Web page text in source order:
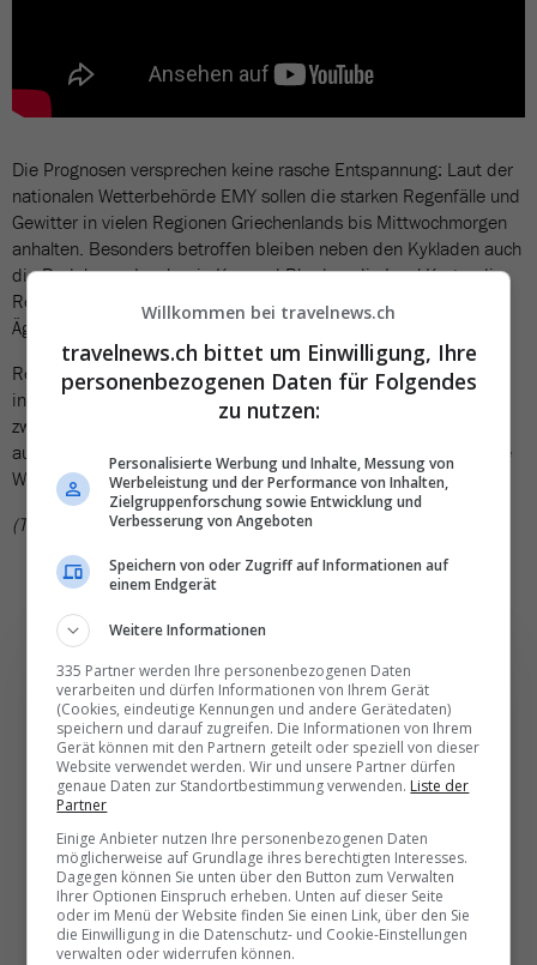
Die Prognosen versprechen keine rasche Entspannung: Laut der
nationalen Wetterbehörde EMY sollen die starken Regenfälle und
Gewitter in vielen Regionen Griechenlands bis Mittwochmorgen
anhalten. Besonders betroffen bleiben neben den Kykladen auch
die Dodekanes-Inseln wie Kos und Rhodos, die Insel Kreta, die
Region Thessalien mit der Stadt Volos sowie weite Teile der
Ägäis.
Reisende in Griechenland sollten sich tagesaktuell informieren,
insbesondere bei geplanten Fährverbindungen oder Flügen
zwischen den Inseln. Auch wer in den kommenden Tagen Ferien
auf Kreta, in Athen oder auf den griechischen Inseln plant, sollte
Wetterwarnungen ernst nehmen – und flexibel bleiben.
(TN)
Die wichtigsten und
besten News direkt in
Täglich oder wöchentlich, mit mehr Insights oder
weniger. Bei Travel­news haben Sie die Wahl.
Willkommen bei travelnews.ch
travelnews.ch bittet um Einwilligung, Ihre
personenbezogenen Daten für Folgendes
zu nutzen:
Personalisierte Werbung und Inhalte, Messung von
Werbeleistung und der Performance von Inhalten,
Zielgruppenforschung sowie Entwicklung und
Verbesserung von Angeboten
Speichern von oder Zugriff auf Informationen auf
einem Endgerät
Weitere Informationen
335 Partner werden Ihre personenbezogenen Daten
verarbeiten und dürfen Informationen von Ihrem Gerät
(Cookies, eindeutige Kennungen und andere Gerätedaten)
speichern und darauf zugreifen. Die Informationen von Ihrem
Gerät können mit den Partnern geteilt oder speziell von dieser
Website verwendet werden. Wir und unsere Partner dürfen
genaue Daten zur Standortbestimmung verwenden. Liste der
Partner
Einige Anbieter nutzen Ihre personenbezogenen Daten
möglicherweise auf Grundlage ihres berechtigten Interesses.
Dagegen können Sie unten über den Button zum Verwalten
Ihrer Optionen Einspruch erheben. Unten auf dieser Seite
oder im Menü der Website finden Sie einen Link, über den Sie
die Einwilligung in die Datenschutz- und Cookie-Einstellungen
verwalten oder widerrufen können.